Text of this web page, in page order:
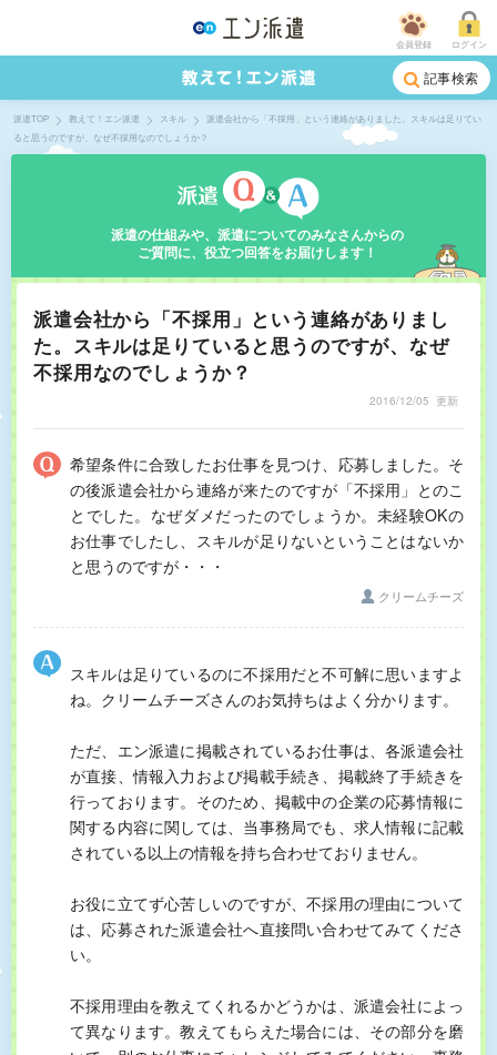
会員登録 ログイン
記事検索
派遣TOP 教えて！エン派遣 スキル
派遣会社から「不採用」という連絡がありました。スキルは足りてい
ると思うのですが、なぜ不採用なのでしょうか？
派遣の仕組みや、派遣についてのみなさんからの
ご質問に、役立つ回答をお届けします！
派遣会社から「不採用」という連絡がありまし
た。スキルは足りていると思うのですが、なぜ
不採用なのでしょうか？
2016/12/05 更新
希望条件に合致したお仕事を見つけ、応募しました。そ
の後派遣会社から連絡が来たのですが「不採用」とのこ
とでした。なぜダメだったのでしょうか。未経験OKの
お仕事でしたし、スキルが足りないということはないか
と思うのですが・・・
クリームチーズ
スキルは足りているのに不採用だと不可解に思いますよ
ね。クリームチーズさんのお気持ちはよく分かります。
ただ、エン派遣に掲載されているお仕事は、各派遣会社
が直接、情報入力および掲載手続き、掲載終了手続きを
行っております。そのため、掲載中の企業の応募情報に
関する内容に関しては、当事務局でも、求人情報に記載
されている以上の情報を持ち合わせておりません。
お役に立てず心苦しいのですが、不採用の理由について
は、応募された派遣会社へ直接問い合わせてみてくださ
い。
不採用理由を教えてくれるかどうかは、派遣会社によっ
て異なります。教えてもらえた場合には、その部分を磨